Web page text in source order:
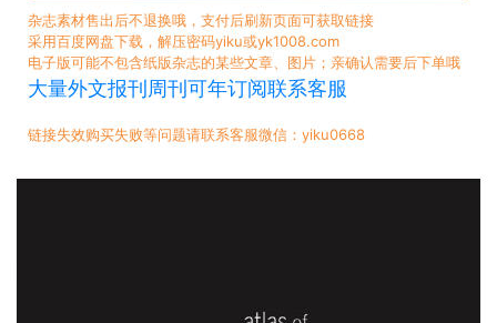
杂志素材售出后不退换哦，支付后刷新页面可获取链接
采用百度网盘下载，解压密码yiku或yk1008.com
电子版可能不包含纸版杂志的某些文章、图片；亲确认需要后下单哦
大量外文报刊周刊可年订阅联系客服
链接失效购买失败等问题请联系客服微信：yiku0668